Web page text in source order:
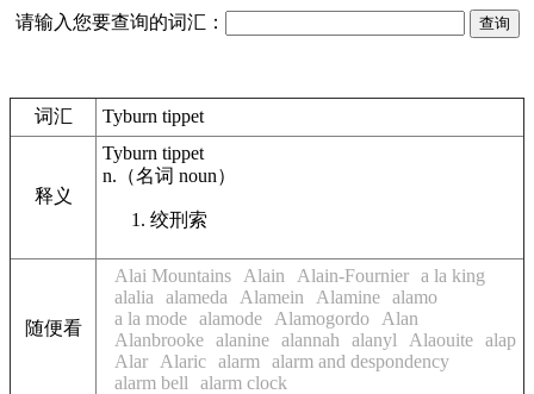
请输入您要查询的词汇：
词汇 Tyburn tippet
释义
Tyburn tippet
n. （名词 noun）
绞刑索
随便看
Alai Mountains Alain Alain-Fournier a la king
alalia
alameda Alamein Alamine alamo
a la mode alamode Alamogordo
Alan
Alanbrooke alanine alannah alanyl Alaouite alap
Alar
Alaric alarm
alarm and despondency
alarm bell
alarm clock